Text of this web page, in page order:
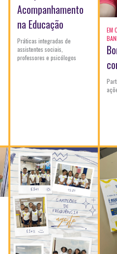
Acompanhamento
na Educação
Práticas integradas de
assistentes sociais,
professores e psicólogos
EM